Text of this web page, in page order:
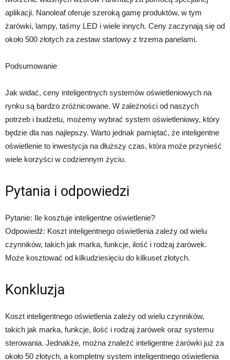
aplikacji. Nanoleaf oferuje szeroką gamę produktów, w tym
żarówki, lampy, taśmy LED i wiele innych. Ceny zaczynają się od
około 500 złotych za zestaw startowy z trzema panelami.
Podsumowanie
Jak widać, ceny inteligentnych systemów oświetleniowych na
rynku są bardzo zróżnicowane. W zależności od naszych
potrzeb i budżetu, możemy wybrać system oświetleniowy, który
będzie dla nas najlepszy. Warto jednak pamiętać, że inteligentne
oświetlenie to inwestycja na dłuższy czas, która może przynieść
wiele korzyści w codziennym życiu.
Pytania i odpowiedzi
Pytanie: Ile kosztuje inteligentne oświetlenie?
Odpowiedź: Koszt inteligentnego oświetlenia zależy od wielu
czynników, takich jak marka, funkcje, ilość i rodzaj żarówek.
Może kosztować od kilkudziesięciu do kilkuset złotych.
Konkluzja
Koszt inteligentnego oświetlenia zależy od wielu czynników,
takich jak marka, funkcje, ilość i rodzaj żarówek oraz systemu
sterowania. Jednakże, można znaleźć inteligentne żarówki już za
około 50 złotych, a kompletny system inteligentnego oświetlenia